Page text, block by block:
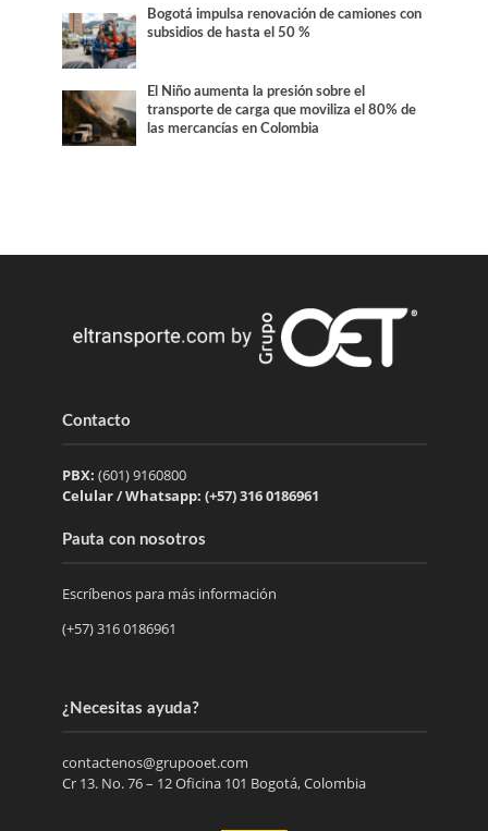
Bogotá impulsa renovación de camiones con
subsidios de hasta el 50 %
El Niño aumenta la presión sobre el
transporte de carga que moviliza el 80% de
las mercancías en Colombia
Contacto
PBX: (601) 9160800
Celular / Whatsapp: (+57) 316 0186961
Pauta con nosotros
Escríbenos para más información
(+57) 316 0186961
¿Necesitas ayuda?
contactenos@grupooet.com
Cr 13. No. 76 – 12 Oficina 101 Bogotá, Colombia